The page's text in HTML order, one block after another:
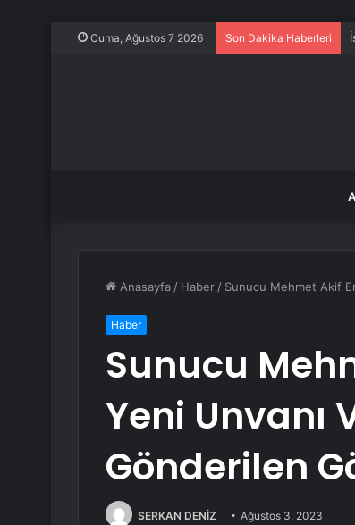
Cuma, Ağustos 7 2026 Son Dakika Haberleri
Anasayfa / Haber / Sunucu Mehmet Akif
Haber
Sunucu
Yeni Unvanı
Gönderilen
SERKAN DENİZ Ağustos 3, 2023